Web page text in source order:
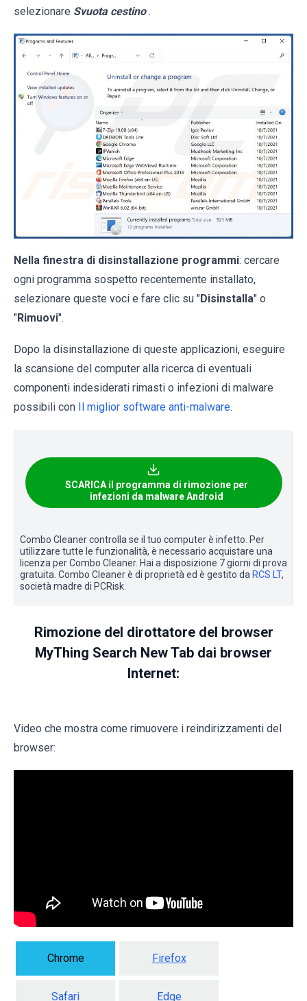
selezionare Svuota cestino .
Nella finestra di disinstallazione programmi: cercare
ogni programma sospetto recentemente installato,
selezionare queste voci e fare clic su "Disinstalla" o
"Rimuovi".
Dopo la disinstallazione di queste applicazioni, eseguire
la scansione del computer alla ricerca di eventuali
componenti indesiderati rimasti o infezioni di malware
possibili con Il miglior software anti-malware.
SCARICA il programma di rimozione per
infezioni da malware Android
Combo Cleaner controlla se il tuo computer è infetto. Per
utilizzare tutte le funzionalità, è necessario acquistare una
licenza per Combo Cleaner. Hai a disposizione 7 giorni di prova
gratuita. Combo Cleaner è di proprietà ed è gestito da RCS LT,
società madre di PCRisk.
Rimozione del dirottatore del browser
MyThing Search New Tab dai browser
Internet:
Video che mostra come rimuovere i reindirizzamenti del
browser:
Chrome Firefox
Safari Edge